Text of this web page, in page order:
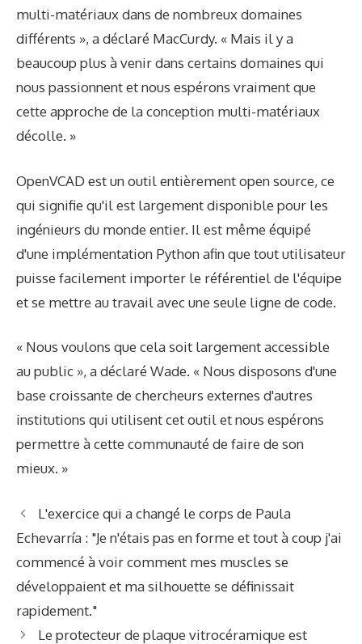
multi-matériaux dans de nombreux domaines
différents », a déclaré MacCurdy. « Mais il y a
beaucoup plus à venir dans certains domaines qui
nous passionnent et nous espérons vraiment que
cette approche de la conception multi-matériaux
décolle. »
OpenVCAD est un outil entièrement open source, ce
qui signifie qu'il est largement disponible pour les
ingénieurs du monde entier. Il est même équipé
d'une implémentation Python afin que tout utilisateur
puisse facilement importer le référentiel de l'équipe
et se mettre au travail avec une seule ligne de code.
« Nous voulons que cela soit largement accessible
au public », a déclaré Wade. « Nous disposons d'une
base croissante de chercheurs externes d'autres
institutions qui utilisent cet outil et nous espérons
permettre à cette communauté de faire de son
mieux. »
L'exercice qui a changé le corps de Paula
Echevarría : "Je n'étais pas en forme et tout à coup j'ai
commencé à voir comment mes muscles se
développaient et ma silhouette se définissait
rapidement."
Le protecteur de plaque vitrocéramique est